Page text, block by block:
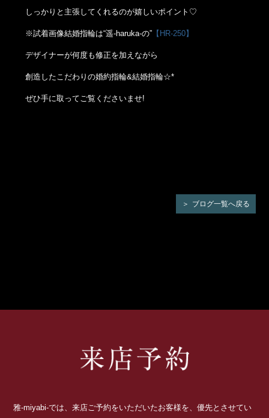
しっかりと主張してくれるのが嬉しいポイント♡
※試着画像結婚指輪は“遥-haruka-の” 【HR-250】
デザイナーが何度も修正を加えながら
創造したこだわりの婚約指輪&結婚指輪☆*
ぜひ手に取ってご覧くださいませ!
ブログ一覧へ戻る
雅-miyabi-では、来店ご予約をいただいたお客様を、優先とさせてい